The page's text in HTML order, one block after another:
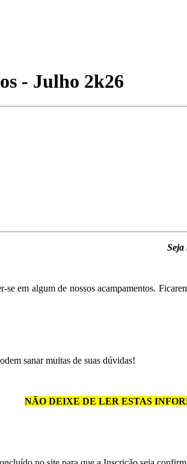
- Julho 2k26
Seja
se em algum de nossos acampamentos.
sanar muitas de suas dúvidas!
NÃO DEIXE DE LER ESTAS